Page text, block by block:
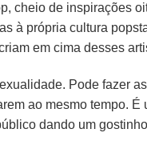
cheio de inspirações
à própria cultura
em cima desses
Pode fazer
ao mesmo tempo. É
dando um